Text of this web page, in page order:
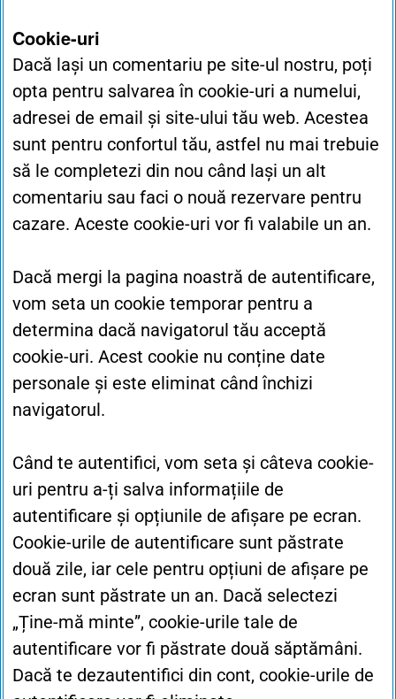
Cookie-uri
Dacă lași un comentariu pe site-ul nostru, poți
opta pentru salvarea în cookie-uri a numelui,
adresei de email și site-ului tău web. Acestea
sunt pentru confortul tău, astfel nu mai trebuie
să le completezi din nou când lași un alt
comentariu sau faci o nouă rezervare pentru
cazare. Aceste cookie-uri vor fi valabile un an.
Dacă mergi la pagina noastră de autentificare,
vom seta un cookie temporar pentru a
determina dacă navigatorul tău acceptă
cookie-uri. Acest cookie nu conține date
personale și este eliminat când închizi
navigatorul.
Când te autentifici, vom seta și câteva cookie-
uri pentru a-ți salva informațiile de
autentificare și opțiunile de afișare pe ecran.
Cookie-urile de autentificare sunt păstrate
două zile, iar cele pentru opțiuni de afișare pe
ecran sunt păstrate un an. Dacă selectezi
„Ține-mă minte”, cookie-urile tale de
autentificare vor fi păstrate două săptămâni.
Dacă te dezautentifici din cont, cookie-urile de